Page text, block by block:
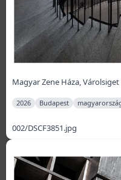
Magyar Zene Háza, Várolsiget
2026 Budapest
002/DSCF3851.jpg